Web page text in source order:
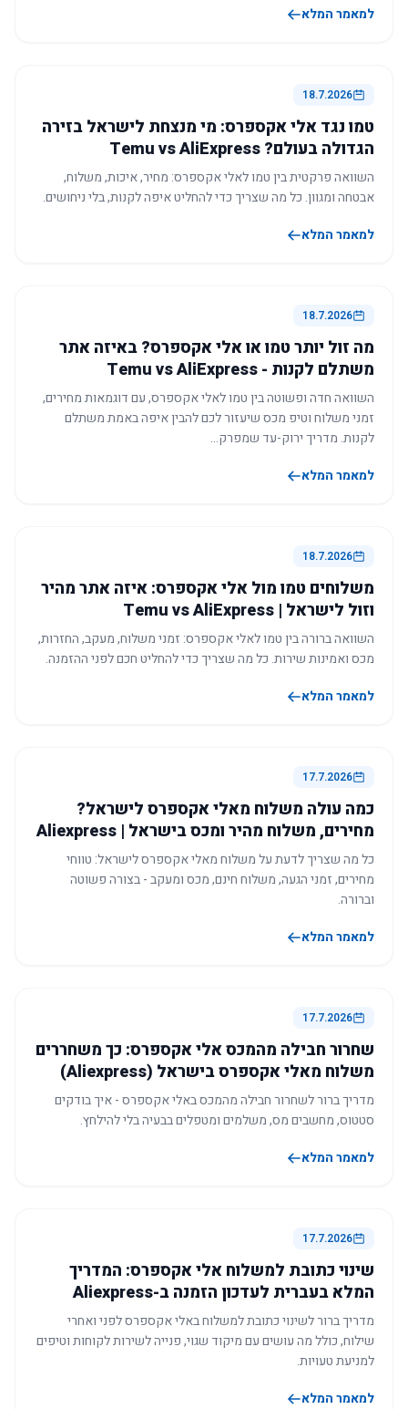
למאמר המלא
18.7.2026
טמו נגד אלי אקספרס: מי מנצחת לישראל בזירה
הגדולה בעולם? Temu vs AliExpress
השוואה פרקטית בין טמו לאלי אקספרס: מחיר, איכות, משלוח,
אבטחה ומגוון. כל מה שצריך כדי להחליט איפה לקנות, בלי ניחושים.
למאמר המלא
18.7.2026
מה זול יותר טמו או אלי אקספרס? באיזה אתר
משתלם לקנות - Temu vs AliExpress
השוואה חדה ופשוטה בין טמו לאלי אקספרס, עם דוגמאות מחירים,
זמני משלוח וטיפ מכס שיעזור לכם להבין איפה באמת משתלם
לקנות. מדריך ירוק-עד שמפרק…
למאמר המלא
18.7.2026
משלוחים טמו מול אלי אקספרס: איזה אתר מהיר
וזול לישראל | Temu vs AliExpress
השוואה ברורה בין טמו לאלי אקספרס: זמני משלוח, מעקב, החזרות,
מכס ואמינות שירות. כל מה שצריך כדי להחליט חכם לפני ההזמנה.
למאמר המלא
17.7.2026
כמה עולה משלוח מאלי אקספרס לישראל?
מחירים, משלוח מהיר ומכס בישראל | Aliexpress
כל מה שצריך לדעת על משלוח מאלי אקספרס לישראל: טווחי
מחירים, זמני הגעה, משלוח חינם, מכס ומעקב - בצורה פשוטה
וברורה.
למאמר המלא
17.7.2026
שחרור חבילה מהמכס אלי אקספרס: כך משחררים
משלוח מאלי אקספרס בישראל (Aliexpress)
מדריך ברור לשחרור חבילה מהמכס באלי אקספרס - איך בודקים
סטטוס, מחשבים מס, משלמים ומטפלים בבעיה בלי להילחץ.
למאמר המלא
17.7.2026
שינוי כתובת למשלוח אלי אקספרס: המדריך
המלא בעברית לעדכון הזמנה ב-Aliexpress
מדריך ברור לשינוי כתובת למשלוח באלי אקספרס לפני ואחרי
שילוח, כולל מה עושים עם מיקוד שגוי, פנייה לשירות לקוחות וטיפים
למניעת טעויות.
למאמר המלא